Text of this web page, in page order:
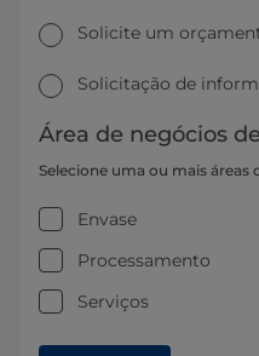
Solicite um
Solicitação de
Área de negócios
Selecione uma ou mais áreas
Envase
Processamento
Serviços